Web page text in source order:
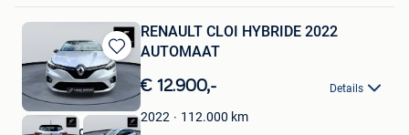
Bewaren
in
Mijn
Favorieten
RENAULT CLOI HYBRIDE 2022
AUTOMAAT
€ 12.900,- Details
2022 112.000 km
Ferro Motors